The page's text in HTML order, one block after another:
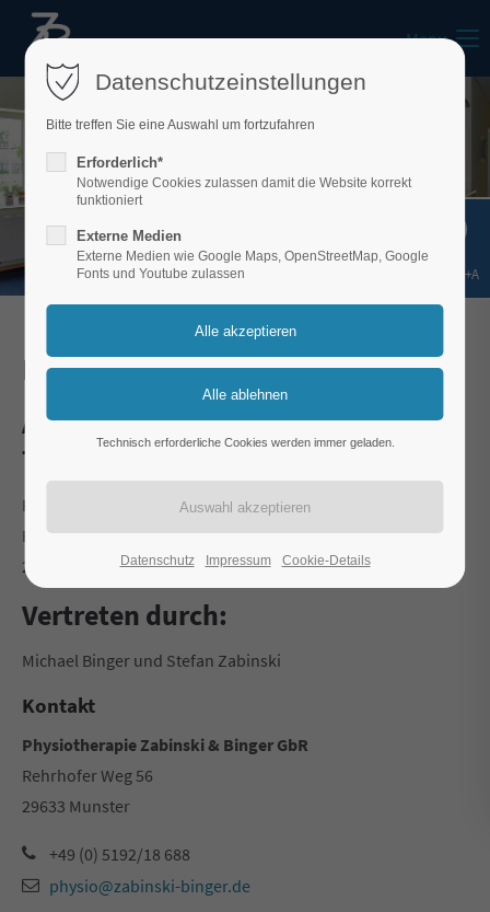
Menu
Impressum
Angaben nach dem §5
Teledienstgesetz (TMG)
Physiotherapie Zabinski & Binger GbR
Rehrhoferweg 56
29633 Munster
Vertreten durch:
Michael Binger und Stefan Zabinski
Kontakt
Physiotherapie Zabinski & Binger GbR
Rehrhofer Weg 56
29633 Munster
+49 (0) 5192/18 688
physio@zabinski-binger.de
Datenschutzeinstellungen
Bitte treffen Sie eine Auswahl um fortzufahren
Erforderlich*
Notwendige Cookies zulassen damit die Website korrekt
funktioniert
Externe Medien
Externe Medien wie Google Maps, OpenStreetMap, Google
Fonts und Youtube zulassen
Technisch erforderliche Cookies werden immer geladen.
Datenschutz Impressum Cookie-Details
Shift+Alt+A